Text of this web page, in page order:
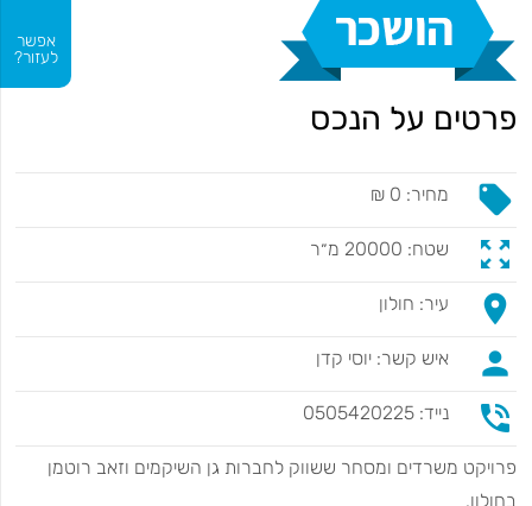
אפשר
לעזור?
פרטים על הנכס
local_offer מחיר: 0 ₪
zoom_out_map שטח: 20000 מ״ר
place עיר: חולון
person איש קשר: יוסי קדן
phone_in_talk נייד: 0505420225
פרויקט משרדים ומסחר ששווק לחברות גן השיקמים וזאב רוטמן
בחולון.